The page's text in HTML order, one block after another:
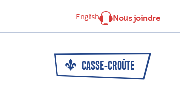
English Nous joindre
CASSE-CROÛTE